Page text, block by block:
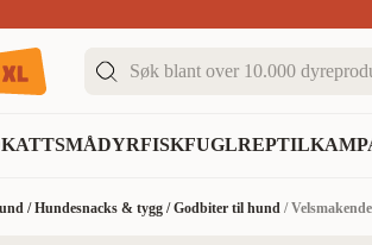
KATTSMÅDYRFISKFUGLREPTIL
/Hundesnacks & tygg /Godbiter til hund /